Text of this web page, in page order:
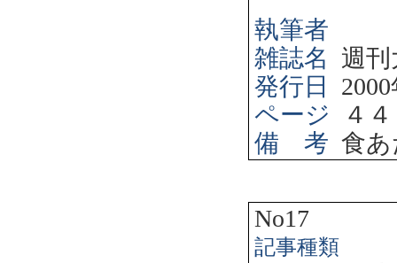
執筆者
雑誌名
週刊
発行日
2000
ページ
４
備 考 食あ
No17
記事種類